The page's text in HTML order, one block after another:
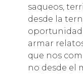
saqueos,
desde la
oportunidad
armar
que nos
no desde el